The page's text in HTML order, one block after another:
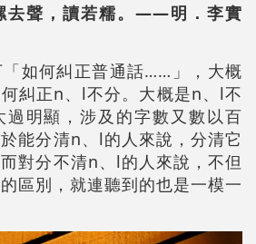
去聲，讀若糯。——明．李實
如何糾正普通話……」，大概
糾正n、l不分。大概是n、l不
過明顯，涉及的字數又數以百
能分清n、l的人來說，分清它
對分不清n、l的人來說，不但
區別，就連聽到的也是一模一